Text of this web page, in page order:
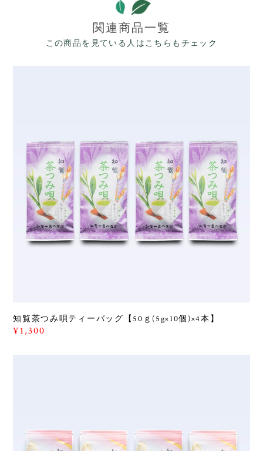
関連商品一覧
この商品を見ている人はこちらもチェック
知覧茶つみ唄ティーバッグ【50ｇ(5g×10個)×4本】
¥1,300